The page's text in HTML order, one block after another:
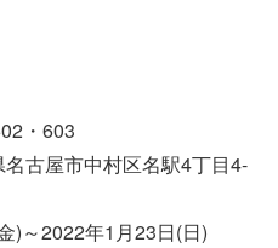
・603
古屋市中村区名駅4丁目4-
)～2022年1月23日(日)